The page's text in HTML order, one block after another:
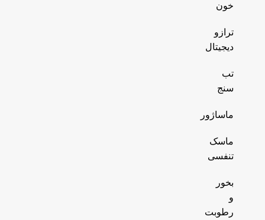
خون
ترازو
دیجیتال
تب
سنج
ماساژور
ماسک
تنفسی
بخور
و
رطوبت